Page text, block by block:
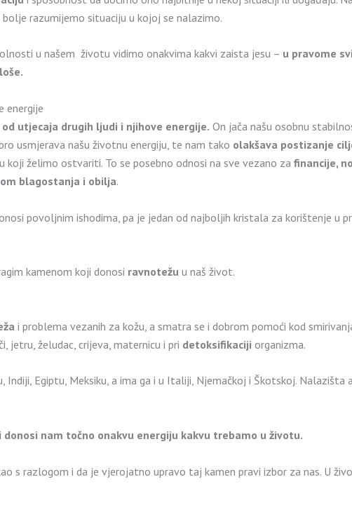
razumijemo situaciju u kojoj se nalazimo.
u našem životu vidimo onakvima kakvi zaista jesu – u pravome
loše.
energije
utjecaja drugih ljudi i njihove energije. On jača našu osobnu
usmjerava našu životnu energiju, te nam tako olakšava postizanje
želimo ostvariti. To se posebno odnosi na sve vezano za financije,
blagostanja i obilja.
povoljnim ishodima, pa je jedan od najboljih kristala za korištenje u
kamenom koji donosi ravnotežu u naš život.
i problema vezanih za kožu, a smatra se i dobrom pomoći kod
jetru, želudac, crijeva, maternicu i pri detoksifikaciji organizma.
Indiji, Egiptu, Meksiku, a ima ga i u Italiji, Njemačkoj i Škotskoj. Nalazišta
nam točno onakvu energiju kakvu trebamo u životu.
s razlogom i da je vjerojatno upravo taj kamen pravi izbor za nas. U